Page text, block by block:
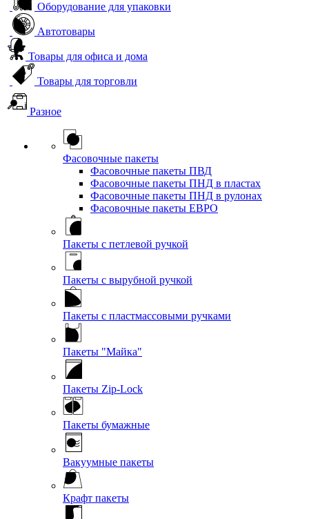
Оборудование для упаковки
Автотовары
Товары для офиса и дома
Товары для торговли
Разное
Фасовочные пакеты
Фасовочные пакеты ПВД
Фасовочные пакеты ПНД в пластах
Фасовочные пакеты ПНД в рулонах
Фасовочные пакеты ЕВРО
Пакеты с петлевой ручкой
Пакеты с вырубной ручкой
Пакеты с пластмассовыми ручками
Пакеты "Майка"
Пакеты Zip-Lock
Пакеты бумажные
Вакуумные пакеты
Крафт пакеты